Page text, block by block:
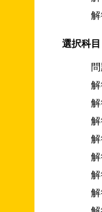
解
選択科
解
解
解
解
解
解
解